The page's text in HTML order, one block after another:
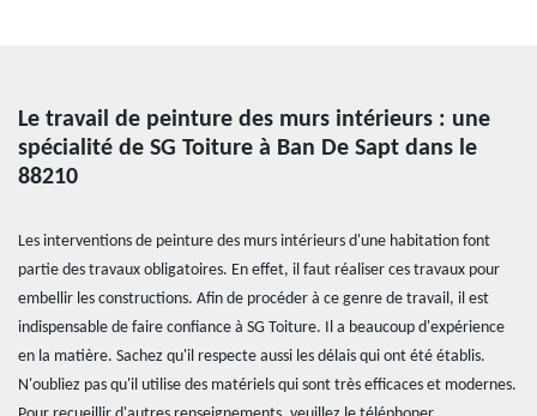
Le travail de peinture des murs intérieurs : une
spécialité de SG Toiture à Ban De Sapt dans le
88210
Les interventions de peinture des murs intérieurs d'une habitation font
partie des travaux obligatoires. En effet, il faut réaliser ces travaux pour
embellir les constructions. Afin de procéder à ce genre de travail, il est
indispensable de faire confiance à SG Toiture. Il a beaucoup d'expérience
en la matière. Sachez qu'il respecte aussi les délais qui ont été établis.
N'oubliez pas qu'il utilise des matériels qui sont très efficaces et modernes.